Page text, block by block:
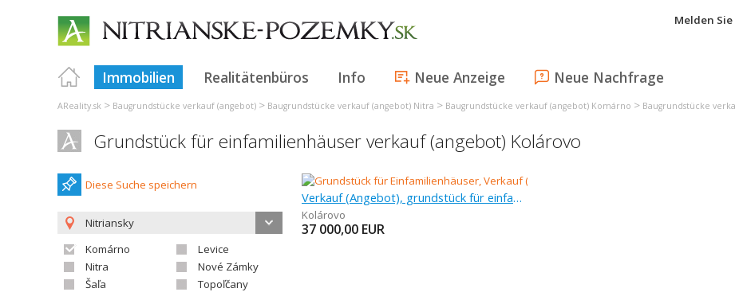
Melden
Immobilien Realitätenbüros Info Neue Anzeige Neue Nachfrage
AReality.sk > Baugrundstücke verkauf (angebot) > Baugrundstücke verkauf (angebot) Nitra > Baugrundstücke verkauf (angebot) Komárno > Baugrundstücke
Grundstück für einfamilienhäuser verkauf (angebot) Kolárovo
Diese Suche speichern
Nitriansky
Komárno
Levice
Nitra
Nové Zámky
Šaľa
Topoľčany
Verkauf (Angebot), grundstück für einfamilienhäuser, 632 m
Kolárovo
37 000,00 EUR